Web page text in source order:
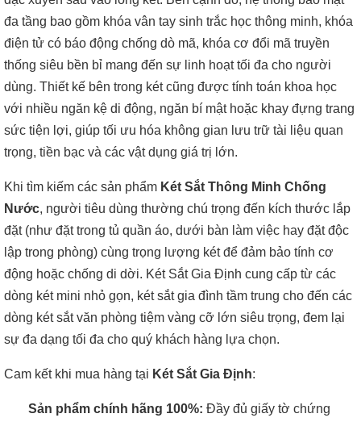
đa tầng bao gồm khóa vân tay sinh trắc học thông minh, khóa
điện tử có báo động chống dò mã, khóa cơ đổi mã truyền
thống siêu bền bỉ mang đến sự linh hoạt tối đa cho người
dùng. Thiết kế bên trong két cũng được tính toán khoa học
với nhiều ngăn kệ di động, ngăn bí mật hoặc khay đựng trang
sức tiện lợi, giúp tối ưu hóa không gian lưu trữ tài liệu quan
trọng, tiền bạc và các vật dụng giá trị lớn.
Khi tìm kiếm các sản phẩm Két Sắt Thông Minh Chống
Nước, người tiêu dùng thường chú trọng đến kích thước lắp
đặt (như đặt trong tủ quần áo, dưới bàn làm việc hay đặt độc
lập trong phòng) cùng trọng lượng két để đảm bảo tính cơ
động hoặc chống di dời. Két Sắt Gia Định cung cấp từ các
dòng két mini nhỏ gọn, két sắt gia đình tầm trung cho đến các
dòng két sắt văn phòng tiệm vàng cỡ lớn siêu trọng, đem lại
sự đa dạng tối đa cho quý khách hàng lựa chọn.
Cam kết khi mua hàng tại Két Sắt Gia Định:
Sản phẩm chính hãng 100%: Đầy đủ giấy tờ chứng